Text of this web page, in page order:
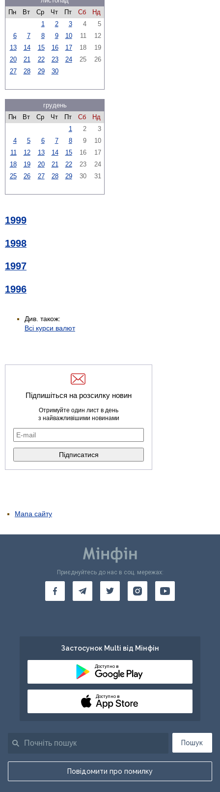
Пн
Вт Ср Чт Пт Сб
Нд
1
2 3 4
5
6
7 8 9 10 11
12
13
14 15 16 17 18
19
20
21 22 23 24 25
26
27
28 29 30
грудень
Пн
Вт Ср Чт Пт Сб
Нд
1
2
3
4
5 6 7 8 9
10
11
12 13 14 15 16
17
18
19 20 21 22 23
24
25
26 27 28 29 30 31
1999
1998
1997
1996
Див. також:
Всі курси валют
Підпишіться на розсилку новин
Отримуйте один лист в день
з найважливішими новинами
Мапа сайту
Пошук
Повідомити про помилку
Приєднуйтесь до нас в соц. мережах:
Застосунок Multi від Мінфін
Доступно в
Доступно в